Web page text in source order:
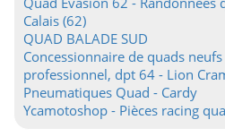
Calais (62)
QUAD BALADE SUD
Concessionnaire de quads
professionnel, dpt 64 - Lion
Pneumatiques Quad - Cardy
Ycamotoshop - Pièces racing